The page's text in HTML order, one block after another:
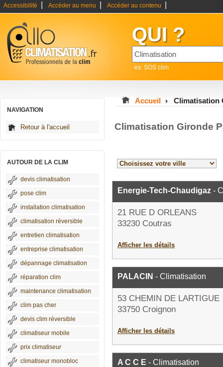
Accessibilité Accéder au menu Accéder au contenu
QUI ?
ex: SOS clim
NAVIGATION
Retour à l'accueil
AUTOUR DE LA CLIM
devis climatisation
pose clim
installation climatisation
climatisation réversible
entretien climatisation
entreprise climatisation
dépannage climatisation
réparation clim
maintenance climatisation
clim pas cher
devis clim réversible
climatiseur mobile
prix climatiseur
climatiseur monobloc
Accueil Climatisation
Climatisation Gironde
Energie-Tech-Chaudigaz -
21 RUE D ORLEANS
33230 Coutras
Afficher les détails
PALACIN - Climatisation
53 CHEMIN DE LARTIGUE
33750 Croignon
Afficher les détails
A C C E - Climatisation